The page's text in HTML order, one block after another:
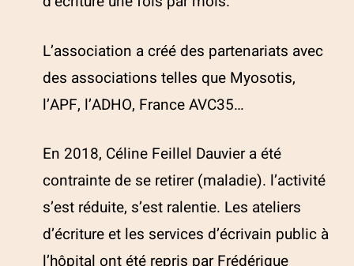
L’association a créé des partenariats avec
des associations telles que Myosotis,
l’APF, l’ADHO, France AVC35…
En 2018, Céline Feillel Dauvier a été
contrainte de se retirer (maladie). l’activité
s’est réduite, s’est ralentie. Les ateliers
d’écriture et les services d’écrivain public à
l’hôpital ont été repris par Frédérique